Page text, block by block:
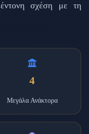
έντονη σχέση με τη
4
Μεγάλα Ανάκτορα